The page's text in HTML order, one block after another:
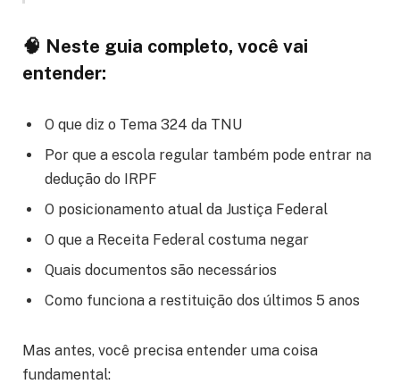
🧠 Neste guia completo, você vai
entender:
O que diz o Tema 324 da TNU
Por que a escola regular também pode entrar na
dedução do IRPF
O posicionamento atual da Justiça Federal
O que a Receita Federal costuma negar
Quais documentos são necessários
Como funciona a restituição dos últimos 5 anos
Mas antes, você precisa entender uma coisa
fundamental: